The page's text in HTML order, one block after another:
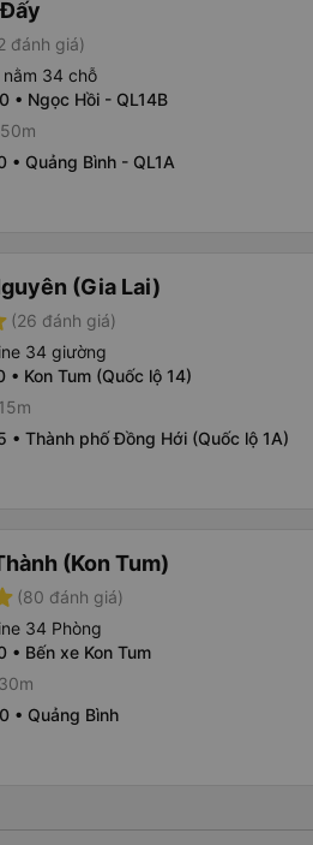
đánh giá)
nằm 34 chỗ
• Ngọc Hồi - QL14B
• Quảng Bình - QL1A
(Gia Lai)
(26 đánh giá)
34 giường
• Kon Tum (Quốc lộ 14)
• Thành phố Đồng Hới (Quốc lộ 1A)
(Kon Tum)
(80 đánh giá)
34 Phòng
• Bến xe Kon Tum
• Quảng Bình